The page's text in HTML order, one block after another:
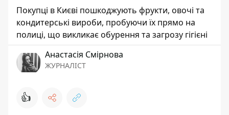
Покупці в Києві пошкоджують фрукти, овочі та
кондитерські вироби, пробуючи їх прямо на
полиці, що викликає обурення та загрозу гігієні
Анастасія Смірнова
ЖУРНАЛІСТ
👍